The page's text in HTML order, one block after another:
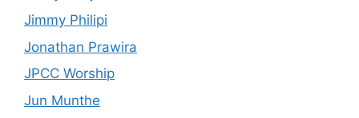
Jimmy Philipi
Jonathan Prawira
JPCC Worship
Jun Munthe